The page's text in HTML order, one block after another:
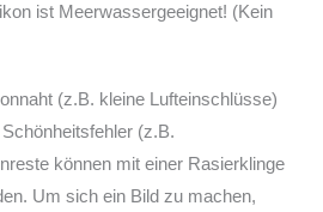
ist Meerwassergeeignet! (Kein
(z.B. kleine Lufteinschlüsse)
(z.B.
können mit einer Rasierklinge
Um sich ein Bild zu machen,